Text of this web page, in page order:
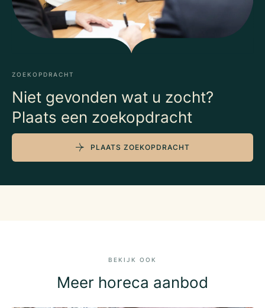
ZOEKOPDRACHT
Niet gevonden wat u zocht?
Plaats een zoekopdracht
PLAATS ZOEKOPDRACHT
BEKIJK OOK
Meer horeca aanbod